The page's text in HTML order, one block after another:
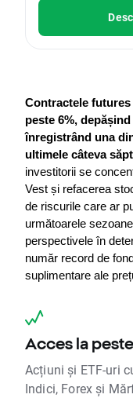
Contractele futures
peste 6%,
înregistrând una
ultimele câteva
investitorii se
Vest și refacerea
de riscurile care ar
următoarele
perspectivele în
număr record de
suplimentare ale
Acces la
Acțiuni și ETF-uri
Indici, Forex și